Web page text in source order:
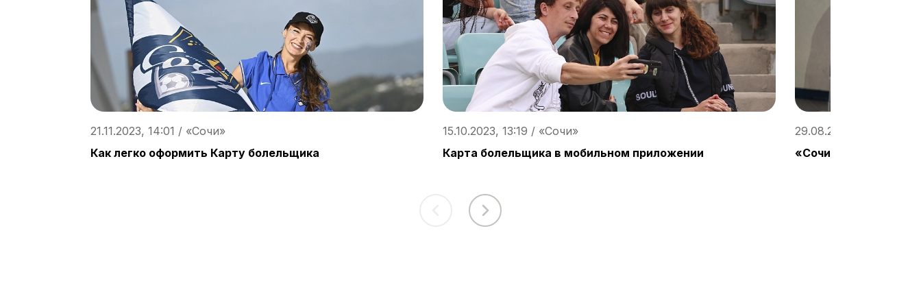
21.11.2023, 14:01 / «Сочи»
Как легко оформить Карту болельщика
15.10.2023, 13:19 / «Сочи»
Карта болельщика в мобильном приложении
29.08.2023, 16:55 /
«Сочи» – ЦСКА